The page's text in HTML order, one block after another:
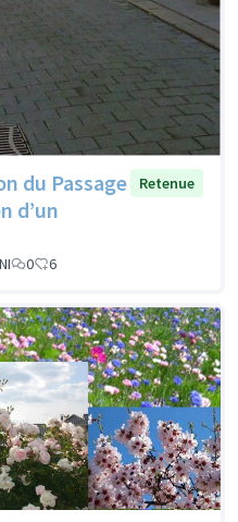
du Passage
d’un
Retenue
0 6